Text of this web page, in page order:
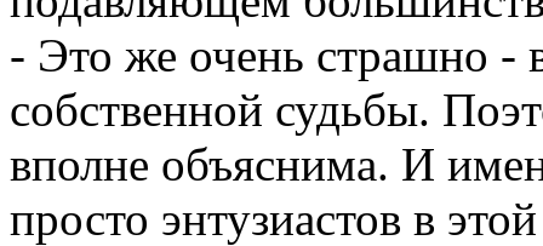
- Это же очень страшно -
собственной судьбы.
вполне объяснима. И
просто энтузиастов в